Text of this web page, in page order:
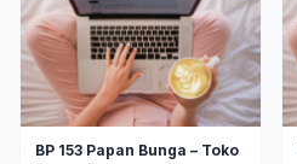
BP 153 Papan Bunga – Toko